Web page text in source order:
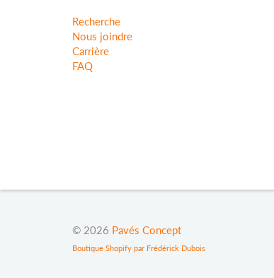
Recherche
Nous joindre
Carrière
FAQ
© 2026 Pavés Concept
Boutique Shopify par Frédérick Dubois